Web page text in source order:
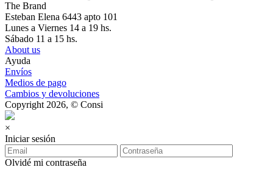
The Brand
Esteban Elena 6443 apto 101
Lunes a Viernes 14 a 19 hs.
Sábado 11 a 15 hs.
About us
Ayuda
Envíos
Medios de pago
Cambios y devoluciones
Copyright 2026, © Consi
×
Iniciar sesión
Olvidé mi contraseña